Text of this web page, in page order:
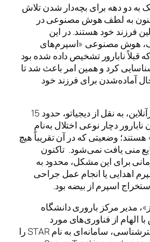
به دو دهه برای بچه‌دار شدن تلاش
به لطف هوش مصنوعی در
فرزند خود هستند. در این
هوش مصنوعی «اسپرم‌های
قبلاً نابارور تشخیص داده شده بود
کرد و همین امر باعث شد تا
آماده‌شدن برای فرزند خود
به گزارش خبرآنلاین، به نقل از دیجیاتو، حدود 15
دچار نوعی اختلال به‌نام
وضعیتی که در آن تقریباً هیچ
منی یافت نمی‌شود. تاکنون
برای این مشکل، محدود به
اهدایی یا انجام عمل جراحی
اسپرم از بیضه بود.
مدیر مرکز باروری دانشگاه
الهام از فناوری‌های مورد
استفاده در اخترشناسی، سامانه‌ای به نام STAR را